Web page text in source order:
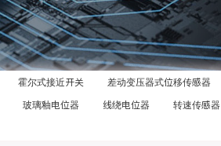
霍尔式接近开关
差动变压器式位移传感器
玻璃釉电位器 线绕电位器
转速传感器